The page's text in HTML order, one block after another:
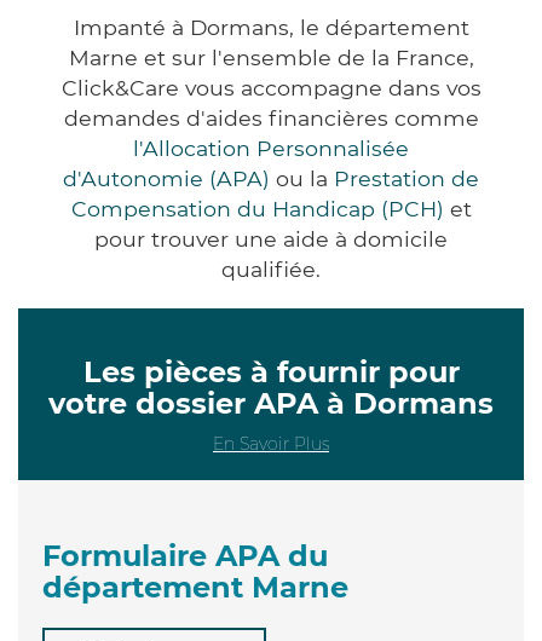
Impanté à Dormans, le département
Marne et sur l'ensemble de la France,
Click&Care vous accompagne dans vos
demandes d'aides financières comme
l'Allocation Personnalisée
d'Autonomie (APA) ou la Prestation de
Compensation du Handicap (PCH) et
pour trouver une aide à domicile
qualifiée.
Les pièces à fournir pour
votre dossier APA à Dormans
En Savoir Plus
Formulaire APA du
département Marne